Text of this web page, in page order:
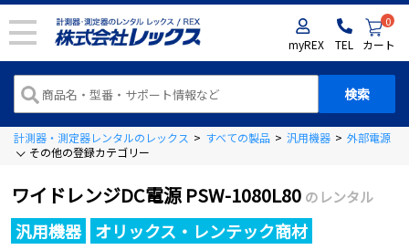
myREX TEL
0
カート
計測器・測定器レンタルのレックス > すべての製品 > 汎用機器 > 外部電源
その他の登録カテゴリー
ワイドレンジDC電源 PSW-1080L80 のレンタル
汎用機器 オリックス・レンテック商材